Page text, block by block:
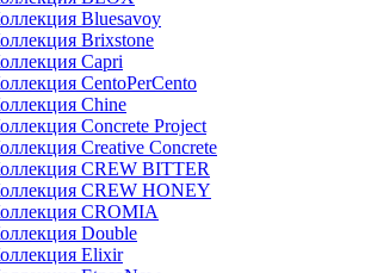
Bluesavoy
Brixstone
Capri
CentoPerCento
Chine
Concrete Project
Creative Concrete
CREW BITTER
CREW HONEY
CROMIA
Double
Elixir